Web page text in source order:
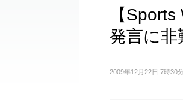
【
発言に非
2009年12月22日 7時30分